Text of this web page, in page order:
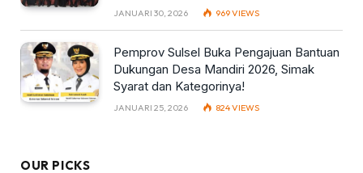
JANUARI 30, 2026 969VIEWS
Pemprov Sulsel Buka Pengajuan Bantuan
Dukungan Desa Mandiri 2026, Simak
Syarat dan Kategorinya!
JANUARI 25, 2026 824VIEWS
OUR PICKS